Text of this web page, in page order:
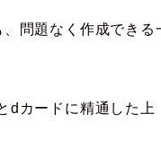
問題なく作成できる
dカードに精通した上